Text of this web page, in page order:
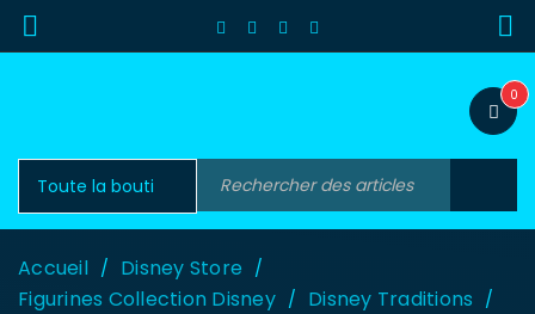
0
Accueil / Disney Store /
Figurines Collection Disney / Disney Traditions /